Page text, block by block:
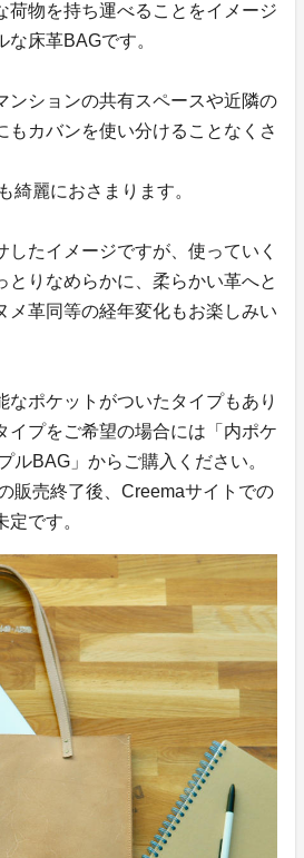
荷物を持ち運べることをイメージ
な床革BAGです。
ンションの共有スペースや近隣の
もカバンを使い分けることなくさ
綺麗におさまります。
したイメージですが、使っていく
とりなめらかに、柔らかい革へと
メ革同等の経年変化もお楽しみい
ポケットがついたタイプもあり
イプをご希望の場合には「内ポケ
ルBAG」からご購入ください。
販売終了後、Creemaサイトでの
です。